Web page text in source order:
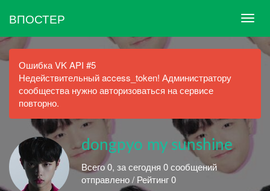
ВПОСТЕР
Ошибка VK API #5
Недействительный access_token! Администратору
сообщества нужно авторизоваться на сервисе
повторно.
dongpyo my sunshine
Всего 0, за сегодня 0 сообщений
отправлено / Рейтинг 0